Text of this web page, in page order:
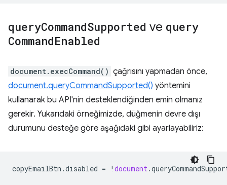
queryCommandSupported ve query
CommandEnabled
document.execCommand() çağrısını yapmadan önce,
document.queryCommandSupported() yöntemini
kullanarak bu API'nin desteklendiğinden emin olmanız
gerekir. Yukarıdaki örneğimizde, düğmenin devre dışı
durumunu desteğe göre aşağıdaki gibi ayarlayabiliriz:
copyEmailBtn .disabled = ! document.